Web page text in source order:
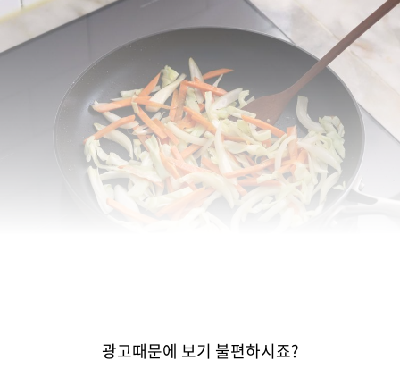
광고때문에 보기 불편하시죠?